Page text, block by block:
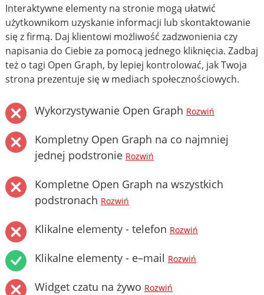
Interaktywne elementy na stronie mogą ułatwić
użytkownikom uzyskanie informacji lub skontaktowanie
się z firmą. Daj klientowi możliwość zadzwonienia czy
napisania do Ciebie za pomocą jednego kliknięcia. Zadbaj
też o tagi Open Graph, by lepiej kontrolować, jak Twoja
strona prezentuje się w mediach społecznościowych.
Wykorzystywanie Open Graph Rozwiń
Kompletny Open Graph na co najmniej
jednej podstronie Rozwiń
Kompletne Open Graph na wszystkich
podstronach Rozwiń
Klikalne elementy - telefon Rozwiń
Klikalne elementy - e–mail Rozwiń
Widget czatu na żywo Rozwiń